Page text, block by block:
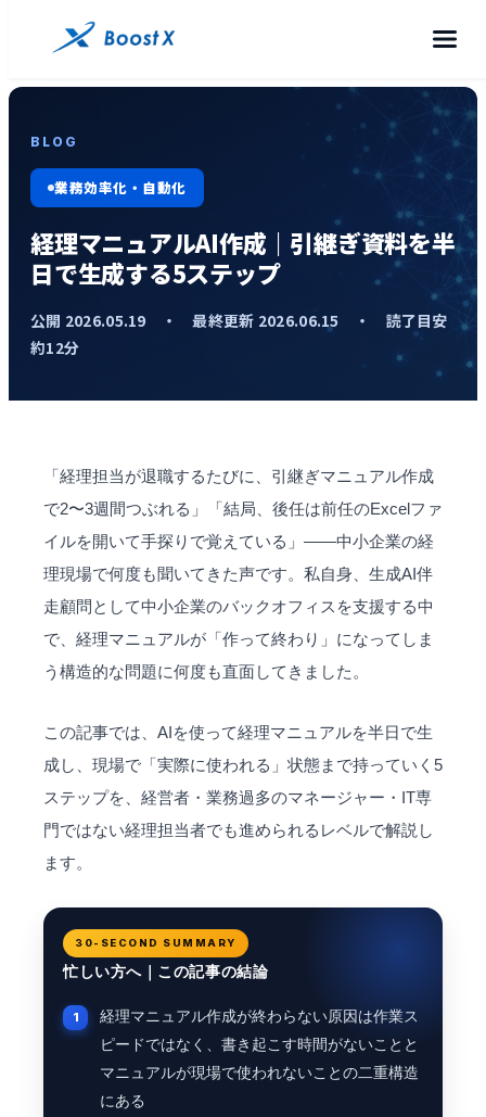
BLOG
業務効率化・自動化
経理マニュアルAI作成｜引継ぎ資料を半
日で生成する5ステップ
公開 2026.05.19 ・ 最終更新 2026.06.15 ・ 読了目安
約12分
「経理担当が退職するたびに、引継ぎマニュアル作成
で2〜3週間つぶれる」「結局、後任は前任のExcelファ
イルを開いて手探りで覚えている」——中小企業の経
理現場で何度も聞いてきた声です。私自身、生成AI伴
走顧問 として中小企業のバックオフィスを支援する中
で、経理マニュアルが「作って終わり」になってしま
う構造的な問題に何度も直面してきました。
この記事では、AIを使って経理マニュアルを半日で生
成し、現場で「実際に使われる」状態まで持っていく5
ステップを、経営者・業務過多のマネージャー・IT専
門ではない経理担当者でも進められるレベルで解説し
ます。
30-SECOND SUMMARY
忙しい方へ｜この記事の結論
経理マニュアル作成が終わらない原因は作業ス
ピードではなく、書き起こす時間がないことと
マニュアルが現場で使われないことの二重構造
にある